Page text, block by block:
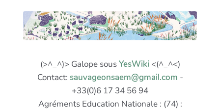
(>^_^)> Galope sousYesWiki <(^_^<)
Contact: sauvageonsaem@gmail.com -
+33(0)6 17 34 56 94
Agréments Education Nationale : (74) :